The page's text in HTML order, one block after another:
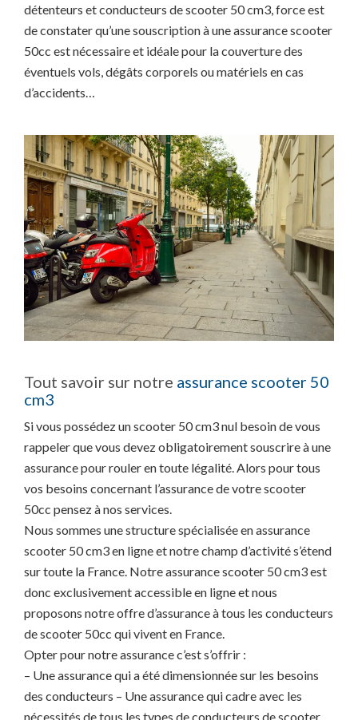
détenteurs et conducteurs de scooter 50 cm3, force est
de constater qu’une souscription à une assurance scooter
50cc est nécessaire et idéale pour la couverture des
éventuels vols, dégâts corporels ou matériels en cas
d’accidents…
Tout savoir sur notre assurance scooter 50
cm3
Si vous possédez un scooter 50 cm3 nul besoin de vous
rappeler que vous devez obligatoirement souscrire à une
assurance pour rouler en toute légalité. Alors pour tous
vos besoins concernant l’assurance de votre scooter
50cc pensez à nos services.
Nous sommes une structure spécialisée en assurance
scooter 50 cm3 en ligne et notre champ d’activité s’étend
sur toute la France. Notre assurance scooter 50 cm3 est
donc exclusivement accessible en ligne et nous
proposons notre offre d’assurance à tous les conducteurs
de scooter 50cc qui vivent en France.
Opter pour notre assurance c’est s’offrir :
– Une assurance qui a été dimensionnée sur les besoins
des conducteurs – Une assurance qui cadre avec les
nécessités de tous les types de conducteurs de scooter